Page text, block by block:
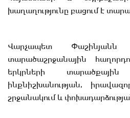
խաղաղությունը բացում է
Վարչապետ
տարածաշրջանային
երկրների տարածքային
ինքնիշխանության,
շրջանակում և